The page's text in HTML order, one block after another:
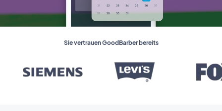
Sie vertrauen GoodBarber bereits